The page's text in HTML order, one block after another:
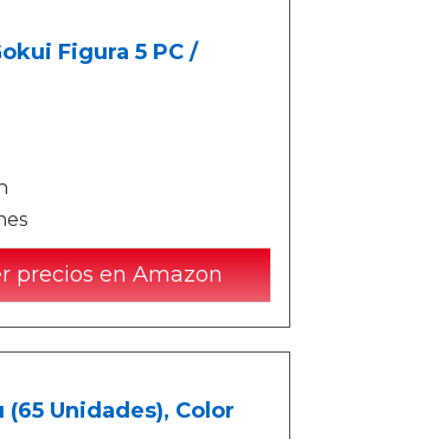
Figura 5 PC /
precios en Amazon
Unidades), Color